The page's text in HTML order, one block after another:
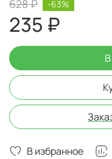
В избранное
628 ₽
235 ₽
-63%